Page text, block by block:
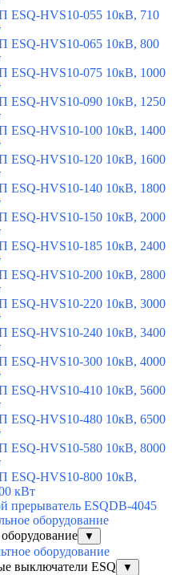
ESQ-HVS10-055 10кВ, 710
ESQ-HVS10-065 10кВ, 800
ESQ-HVS10-075 10кВ, 1000
ESQ-HVS10-090 10кВ, 1250
ESQ-HVS10-100 10кВ, 1400
ESQ-HVS10-120 10кВ, 1600
ESQ-HVS10-140 10кВ, 1800
ESQ-HVS10-150 10кВ, 2000
ESQ-HVS10-185 10кВ, 2400
ESQ-HVS10-200 10кВ, 2800
ESQ-HVS10-220 10кВ, 3000
ESQ-HVS10-240 10кВ, 3400
ESQ-HVS10-300 10кВ, 4000
ESQ-HVS10-410 10кВ, 5600
ESQ-HVS10-480 10кВ, 6500
ESQ-HVS10-580 10кВ, 8000
ESQ-HVS10-800 10кВ,
кВт
прерыватель ESQDB-4045
оборудование
▼
оборудование
выключатели ESQ
▼